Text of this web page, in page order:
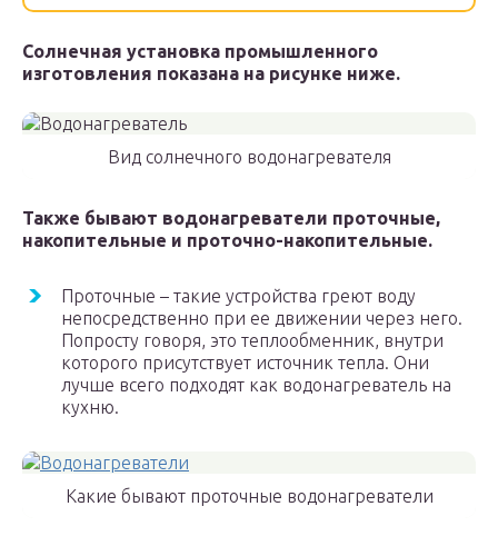
Солнечная установка промышленного
изготовления показана на рисунке ниже.
Вид солнечного водонагревателя
Также бывают водонагреватели проточные,
накопительные и проточно-накопительные.
Проточные – такие устройства греют воду
непосредственно при ее движении через него.
Попросту говоря, это теплообменник, внутри
которого присутствует источник тепла. Они
лучше всего подходят как водонагреватель на
кухню.
Какие бывают проточные водонагреватели